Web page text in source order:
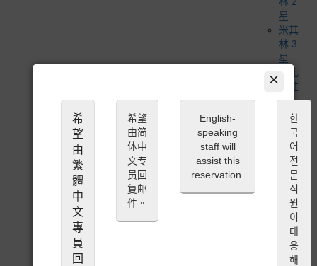
星
米其
林 3
星
必比
登推
薦
米其
林入
選餐
高特
米魯
特別
公開
蔬食 /
全素
食主
×
希
望
由
繁
體
中
文
專
員
回
希望
由简
体中
文专
员回
复邮
件。
English-
speaking
staff will
assist this
reservation.
한
국
어
전
문
직
원
이
대
응
해